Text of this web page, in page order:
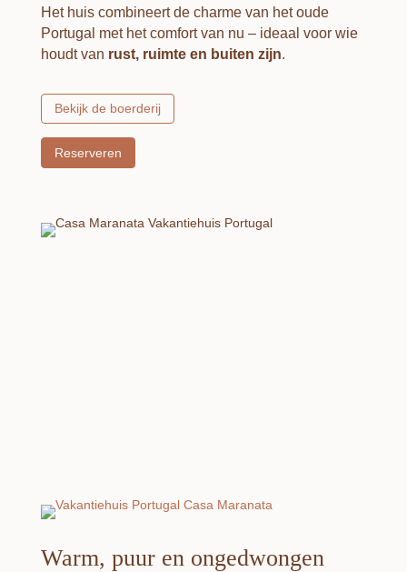
Het huis combineert de charme van het oude
Portugal met het comfort van nu – ideaal voor wie
houdt van rust, ruimte en buiten zijn.
Bekijk de boerderij
Reserveren
Warm, puur en ongedwongen